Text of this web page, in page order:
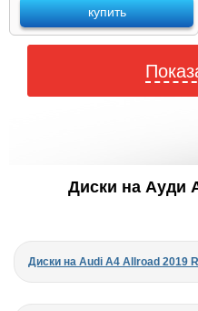
купить
Диски на Ауди
Диски на Audi A4 Allroad 2019